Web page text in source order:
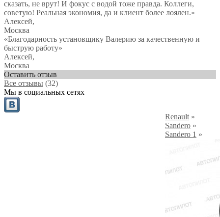
сказать, не врут! И фокус с водой тоже правда. Коллеги,
советую! Реальная экономия, да и клиент более лоялен.»
Алексей,
Москва
«Благодарность установщику Валерию за качественную и
быструю работу»
Алексей,
Москва
Оставить отзыв
Все отзывы (32)
Мы в социальных сетях
Renault »
Sandero »
Sandero 1 »